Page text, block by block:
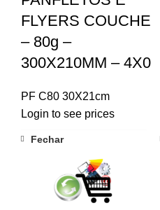
FLYERS COUCHE
– 80g –
300X210MM – 4X0
PF C80 30X21cm
Login to see prices
Fechar